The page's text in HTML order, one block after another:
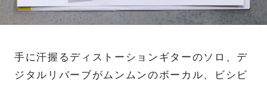
手に汗握るディストーションギターのソロ、デ
ジタルリバーブがムンムンのボーカル、ビシビ